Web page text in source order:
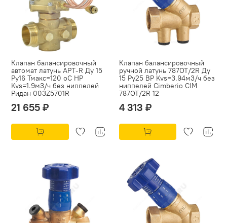
Клапан балансировочный
автомат латунь APT-R Ду 15
Ру16 Тмакс=120 оС НР
Kvs=1.9м3/ч без ниппелей
Ридан 003Z5701R
21 655 ₽
Клапан балансировочный
ручной латунь 787ОТ/2R Ду
15 Ру25 ВР Kvs=3.94м3/ч без
ниппелей Cimberio CIM
787OT/2R 12
4 313 ₽